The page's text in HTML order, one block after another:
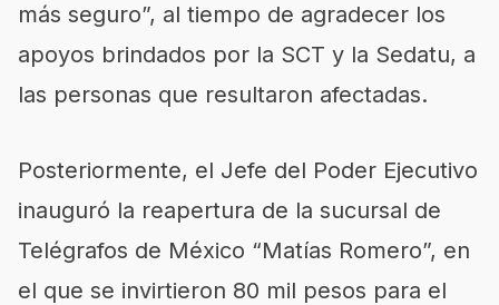
más seguro”, al tiempo de agradecer los
apoyos brindados por la SCT y la Sedatu, a
las personas que resultaron afectadas.
Posteriormente, el Jefe del Poder Ejecutivo
inauguró la reapertura de la sucursal de
Telégrafos de México “Matías Romero”, en
el que se invirtieron 80 mil pesos para el